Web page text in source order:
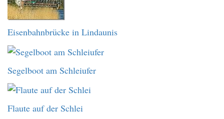
Eisenbahnbrücke in Lindaunis
Segelboot am Schleiufer
Flaute auf der Schlei